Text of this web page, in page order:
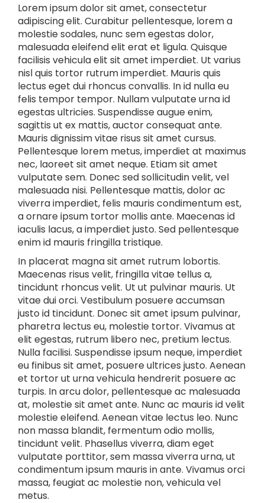
Lorem ipsum dolor sit amet, consectetur
adipiscing elit. Curabitur pellentesque, lorem a
molestie sodales, nunc sem egestas dolor,
malesuada eleifend elit erat et ligula. Quisque
facilisis vehicula elit sit amet imperdiet. Ut varius
nisl quis tortor rutrum imperdiet. Mauris quis
lectus eget dui rhoncus convallis. In id nulla eu
felis tempor tempor. Nullam vulputate urna id
egestas ultricies. Suspendisse augue enim,
sagittis ut ex mattis, auctor consequat ante.
Mauris dignissim vitae risus sit amet cursus.
Pellentesque lorem metus, imperdiet at maximus
nec, laoreet sit amet neque. Etiam sit amet
vulputate sem. Donec sed sollicitudin velit, vel
malesuada nisi. Pellentesque mattis, dolor ac
viverra imperdiet, felis mauris condimentum est,
a ornare ipsum tortor mollis ante. Maecenas id
iaculis lacus, a imperdiet justo. Sed pellentesque
enim id mauris fringilla tristique.
In placerat magna sit amet rutrum lobortis.
Maecenas risus velit, fringilla vitae tellus a,
tincidunt rhoncus velit. Ut ut pulvinar mauris. Ut
vitae dui orci. Vestibulum posuere accumsan
justo id tincidunt. Donec sit amet ipsum pulvinar,
pharetra lectus eu, molestie tortor. Vivamus at
elit egestas, rutrum libero nec, pretium lectus.
Nulla facilisi. Suspendisse ipsum neque, imperdiet
eu finibus sit amet, posuere ultrices justo. Aenean
et tortor ut urna vehicula hendrerit posuere ac
turpis. In arcu dolor, pellentesque ac malesuada
at, molestie sit amet ante. Nunc ac mauris id velit
molestie eleifend. Aenean vitae lectus leo. Nunc
non massa blandit, fermentum odio mollis,
tincidunt velit. Phasellus viverra, diam eget
vulputate porttitor, sem massa viverra urna, ut
condimentum ipsum mauris in ante. Vivamus orci
massa, feugiat ac molestie non, vehicula vel
metus.